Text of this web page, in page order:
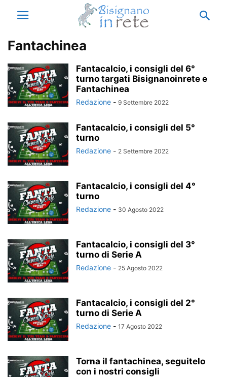
Fantachinea
Fantacalcio, i consigli del 6°
turno targati Bisignanoinrete e
Fantachinea
Redazione - 9 Settembre 2022
Fantacalcio, i consigli del 5°
turno
Redazione - 2 Settembre 2022
Fantacalcio, i consigli del 4°
turno
Redazione - 30 Agosto 2022
Fantacalcio, i consigli del 3°
turno di Serie A
Redazione - 25 Agosto 2022
Fantacalcio, i consigli del 2°
turno di Serie A
Redazione - 17 Agosto 2022
Torna il fantachinea, seguitelo
con i nostri consigli